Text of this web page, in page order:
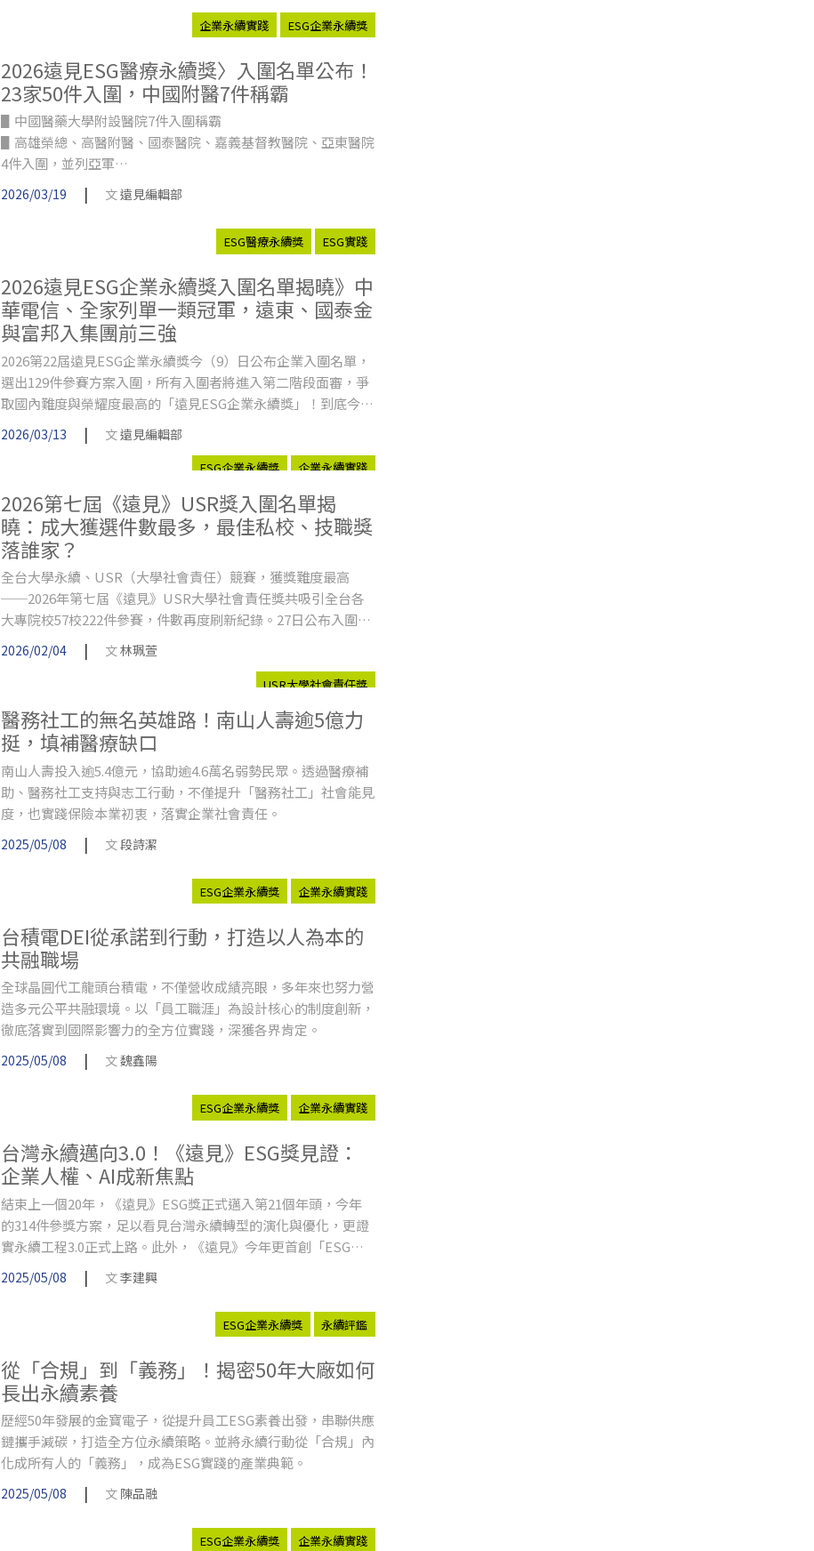
企業永續實踐 ESG企業永續獎
2026遠見ESG醫療永續獎〉入圍名單公布！
23家50件入圍，中國附醫7件稱霸
▋中國醫藥大學附設醫院7件入圍稱霸
▋高雄榮總、高醫附醫、國泰醫院、嘉義基督教醫院、亞東醫院
4件入圍，並列亞軍
▋區域醫院雙強：嘉義基督教醫院4件、柳營奇美醫院3件
▋地區醫院：岡山醫院、關渡醫院、臺大金山分院，3家入榜
2026/03/19 | 文遠見編輯部
ESG醫療永續獎 ESG實踐
2026遠見ESG企業永續獎入圍名單揭曉》中
華電信、全家列單一類冠軍，遠東、國泰金
與富邦入集團前三強
2026第22屆遠見ESG企業永續獎今（9）日公布企業入圍名單，
選出129件參賽方案入圍，所有入圍者將進入第二階段面審，爭
取國內難度與榮耀度最高的「遠見ESG企業永續獎」！到底今年
入圍名單說明哪些趨勢？有黑馬？一文揭曉。
2026/03/13 | 文遠見編輯部
ESG企業永續獎 企業永續實踐
2026第七屆《遠見》USR獎入圍名單揭
曉：成大獲選件數最多，最佳私校、技職獎
落誰家？
全台大學永續、USR（大學社會責任）競賽，獲獎難度最高
──2026年第七屆《遠見》USR大學社會責任獎共吸引全台各
大專院校57校222件參賽，件數再度刷新紀錄。27日公布入圍名
單，選出94件進入第二階段複審，入圍前五強學校由成大、海
洋、中正、東海、中興出列！94件入圍作品即將於明日參加決
2026/02/04 | 文林珮萱
USR大學社會責任獎
醫務社工的無名英雄路！南山人壽逾5億力
挺，填補醫療缺口
南山人壽投入逾5.4億元，協助逾4.6萬名弱勢民眾。透過醫療補
助、醫務社工支持與志工行動，不僅提升「醫務社工」社會能見
度，也實踐保險本業初衷，落實企業社會責任。
2025/05/08 | 文段詩潔
ESG企業永續獎 企業永續實踐
台積電DEI從承諾到行動，打造以人為本的
共融職場
全球晶圓代工龍頭台積電，不僅營收成績亮眼，多年來也努力營
造多元公平共融環境。以「員工職涯」為設計核心的制度創新，
徹底落實到國際影響力的全方位實踐，深獲各界肯定。
2025/05/08 | 文魏鑫陽
ESG企業永續獎 企業永續實踐
台灣永續邁向3.0！《遠見》ESG獎見證：
企業人權、AI成新焦點
結束上一個20年，《遠見》ESG獎正式邁入第21個年頭，今年
的314件參獎方案，足以看見台灣永續轉型的演化與優化，更證
實永續工程3.0正式上路。此外，《遠見》今年更首創「ESG醫
療永續獎」，將影響力延伸至國內醫療機構，為台灣永續發展締
造全新里程碑。
2025/05/08 | 文李建興
ESG企業永續獎 永續評鑑
從「合規」到「義務」！揭密50年大廠如何
長出永續素養
歷經50年發展的金寶電子，從提升員工ESG素養出發，串聯供應
鏈攜手減碳，打造全方位永續策略。並將永續行動從「合規」內
化成所有人的「義務」，成為ESG實踐的產業典範。
2025/05/08 | 文 陳品融
ESG企業永續獎 企業永續實踐